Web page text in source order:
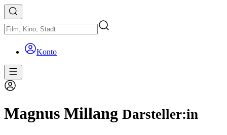
Konto
Magnus Millang Darsteller:in